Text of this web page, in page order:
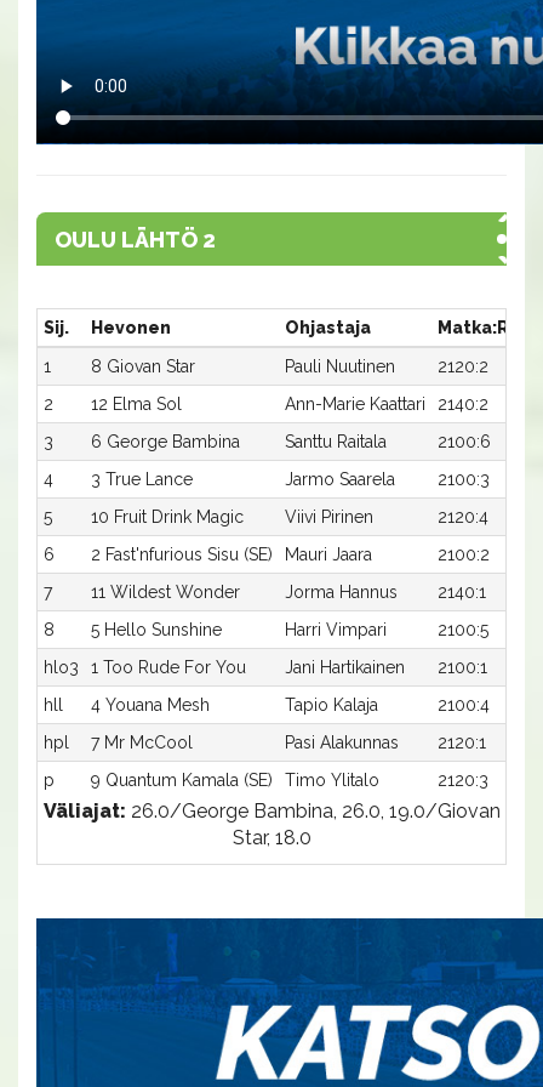
OULU LÄHTÖ 2
Sij. Hevonen Ohjastaja
Matka:Rata
1
8 Giovan Star Pauli Nuutinen
2120:2
2
12 Elma Sol Ann-Marie Kaattari
2140:2
3
6 George Bambina Santtu Raitala
2100:6
4
3 True Lance Jarmo Saarela
2100:3
5
10 Fruit Drink Magic Viivi Pirinen
2120:4
6
2 Fast'nfurious Sisu (SE) Mauri Jaara
2100:2
7
11 Wildest Wonder Jorma Hannus
2140:1
8
5 Hello Sunshine Harri Vimpari
2100:5
hlo3
1 Too Rude For You Jani Hartikainen
2100:1
hll
4 Youana Mesh Tapio Kalaja
2100:4
hpl
7 Mr McCool Pasi Alakunnas
2120:1
p
9 Quantum Kamala (SE) Timo Ylitalo 2120:3
Väliajat: 26.0/George Bambina, 26.0, 19.0/Giovan
Star, 18.0